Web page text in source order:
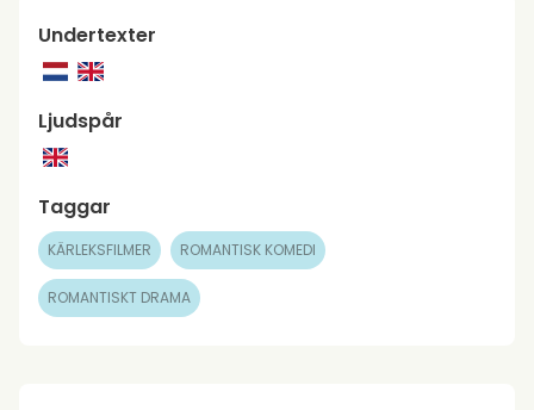
Undertexter
Ljudspår
Taggar
KÄRLEKSFILMER ROMANTISK KOMEDI
ROMANTISKT DRAMA